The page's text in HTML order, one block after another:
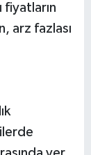
fiyatların
arz fazlası